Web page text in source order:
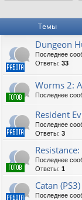
Темы
Dungeon
Последнее
Ответы: 33
Worms 2:
Последнее
Resident
Последнее
Ответы: 3
Последнее
Ответы: 1
Catan (PS3)
Последнее